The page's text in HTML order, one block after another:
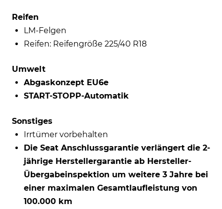
Reifen
LM-Felgen
Reifen: Reifengröße 225/40 R18
Umwelt
Abgaskonzept EU6e
START-STOPP-Automatik
Sonstiges
Irrtümer vorbehalten
Die Seat Anschlussgarantie verlängert die 2-
jährige Herstellergarantie ab Hersteller-
Übergabeinspektion um weitere 3 Jahre bei
einer maximalen Gesamtlaufleistung von
100.000 km